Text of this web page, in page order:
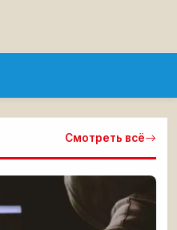
Смотреть всё